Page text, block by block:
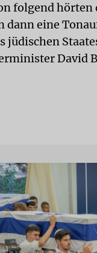
folgend hörten
dann eine
jüdischen
David